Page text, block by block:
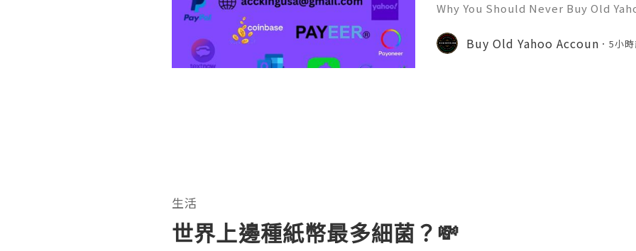
Why You Should Never Buy Old
onal communication, business
ccount recovery. Because of
Buy Old Yahoo Accoun 5小
生活
世界上邊種紙幣最多細菌？💸